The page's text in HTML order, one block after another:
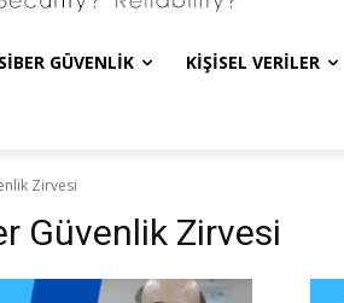
SIBER GÜVENLIK KIŞISEL VERILER
Zirvesi
Güvenlik Zirvesi